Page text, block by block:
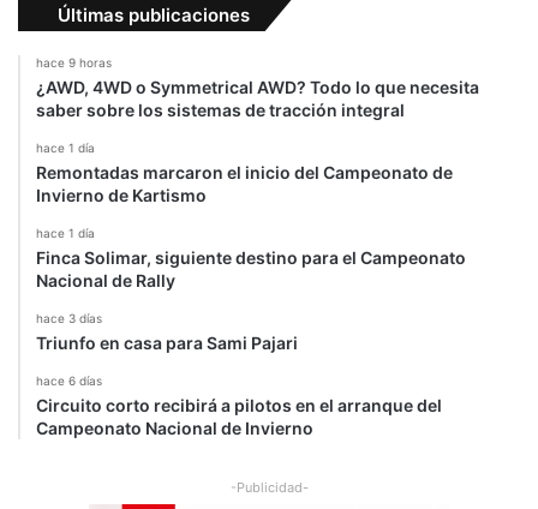
Últimas publicaciones
hace 9 horas
¿AWD, 4WD o Symmetrical AWD? Todo lo que necesita
saber sobre los sistemas de tracción integral
hace 1 día
Remontadas marcaron el inicio del Campeonato de
Invierno de Kartismo
hace 1 día
Finca Solimar, siguiente destino para el Campeonato
Nacional de Rally
hace 3 días
Triunfo en casa para Sami Pajari
hace 6 días
Circuito corto recibirá a pilotos en el arranque del
Campeonato Nacional de Invierno
-Publicidad-